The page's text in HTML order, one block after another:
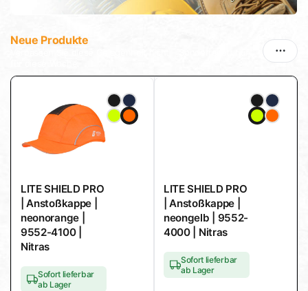
Neue Produkte
LITE SHIELD PRO
| Anstoßkappe |
neonorange |
9552-4100 |
Nitras
Sofort lieferbar
ab Lager
LITE SHIELD PRO
| Anstoßkappe |
neongelb | 9552-
4000 | Nitras
Sofort lieferbar
ab Lager